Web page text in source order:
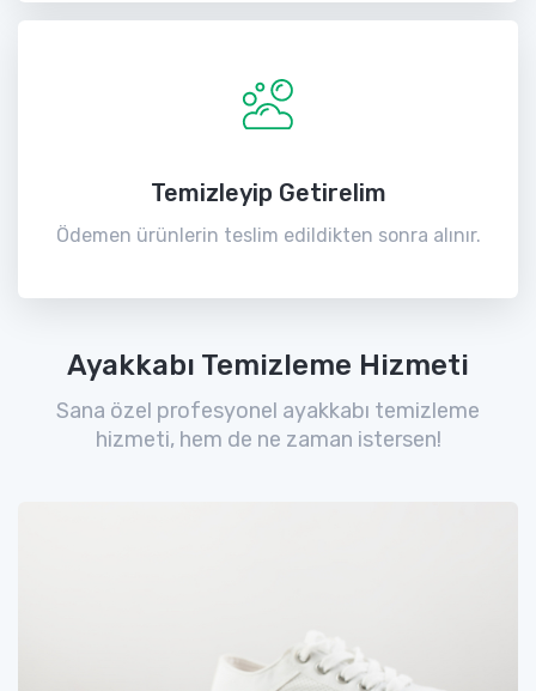
Temizleyip Getirelim
Ödemen ürünlerin teslim edildikten sonra alınır.
Ayakkabı Temizleme Hizmeti
Sana özel profesyonel ayakkabı temizleme
hizmeti, hem de ne zaman istersen!